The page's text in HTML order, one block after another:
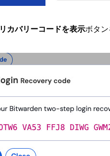
リカバリーコードを表示ボタ